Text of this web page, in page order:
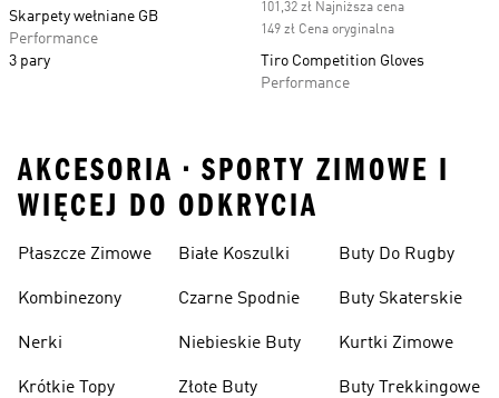
Skarpety wełniane GB
Performance
3 pary
101,32 zł Najniższa cena
149 zł Cena oryginalna
Tiro Competition Gloves
Performance
AKCESORIA • SPORTY ZIMOWE I
WIĘCEJ DO ODKRYCIA
Płaszcze Zimowe
Kombinezony
Nerki
Krótkie Topy
Białe Koszulki
Czarne Spodnie
Niebieskie Buty
Złote Buty
Buty Do Rugby
Buty Skaterskie
Kurtki Zimowe
Buty Trekkingowe